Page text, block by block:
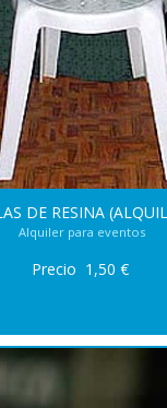
DE RESINA
Alquiler para eventos
Precio 1,50 €